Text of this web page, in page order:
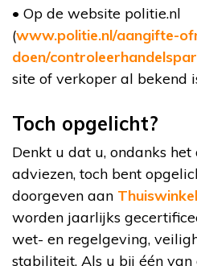
• Op de website politie.nl
(www.politie.nl/aangifte-
doen/
site of verkoper al bekend
Toch opgelicht?
Denkt u dat u, ondanks
adviezen, toch bent
doorgeven aan
worden jaarlijks
wet- en regelgeving,
stabiliteit. Als u bij één